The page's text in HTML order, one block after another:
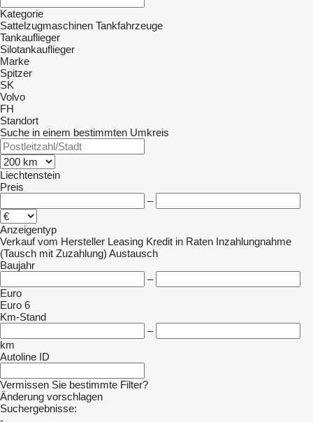
Kategorie
Sattelzugmaschinen Tankfahrzeuge
Tankauflieger
Silotankauflieger
Marke
Spitzer
SK
Volvo
FH
Standort
Suche in einem bestimmten Umkreis
Liechtenstein
Preis
–
Anzeigentyp
Verkauf vom Hersteller Leasing Kredit in Raten Inzahlungnahme
(Tausch mit Zuzahlung) Austausch
Baujahr
–
Euro
Euro 6
Km-Stand
–
km
Autoline ID
Vermissen Sie bestimmte Filter?
Änderung vorschlagen
Suchergebnisse: